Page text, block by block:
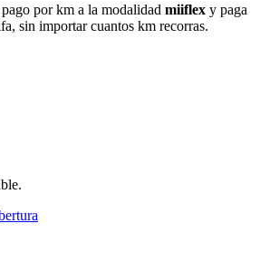
por km a la modalidad miiflex y paga
sin importar cuantos km recorras.